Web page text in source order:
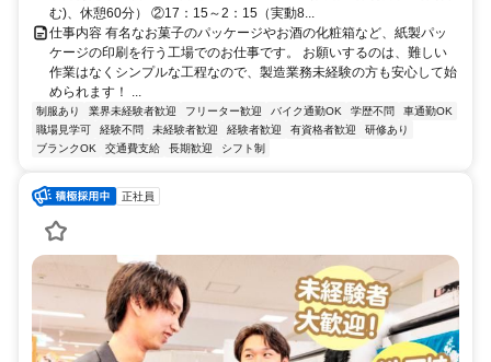
む)、休憩60分） ②17：15～2：15（実動8...
仕事内容 有名なお菓子のパッケージやお酒の化粧箱など、紙製パッ
ケージの印刷を行う工場でのお仕事です。 お願いするのは、難しい
作業はなくシンプルな工程なので、製造業務未経験の方も安心して始
められます！ ...
制服あり 業界未経験者歓迎 フリーター歓迎 バイク通勤OK 学歴不問
車通勤OK
職場見学可
経験不問 未経験者歓迎 経験者歓迎 有資格者歓迎
研修あり
ブランクOK
交通費支給 長期歓迎 シフト制
正社員